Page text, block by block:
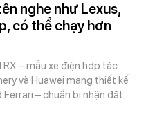
nghe như Lexus,
có thể chạy hơn
RX – mẫu xe điện hợp tác
và Huawei mang thiết kế
Ferrari – chuẩn bị nhận đặt